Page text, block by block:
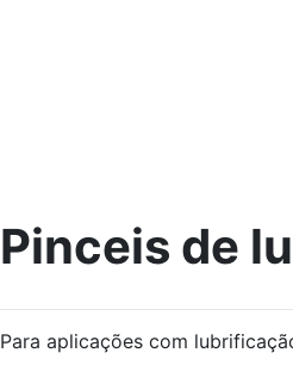
Pinceis de
Para aplicações com